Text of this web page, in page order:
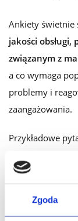
Zgoda
Ankiety świetnie
jakości obsługi,
związanym z
a co wymaga
problemy i
zaangażowania.
Przykładowe
Jak oceniasz
Czy
Co możemy